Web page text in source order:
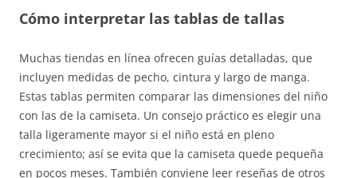
Cómo interpretar las tablas de tallas
Muchas tiendas en línea ofrecen guías detalladas, que
incluyen medidas de pecho, cintura y largo de manga.
Estas tablas permiten comparar las dimensiones del niño
con las de la camiseta. Un consejo práctico es elegir una
talla ligeramente mayor si el niño está en pleno
crecimiento; así se evita que la camiseta quede pequeña
en pocos meses. También conviene leer reseñas de otros